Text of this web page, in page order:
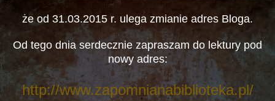
że od 31.03.2015 r. ulega zmianie adres Bloga.
Od tego dnia serdecznie zapraszam do lektury pod
nowy adres:
http://www.zapomnianabiblioteka.pl/